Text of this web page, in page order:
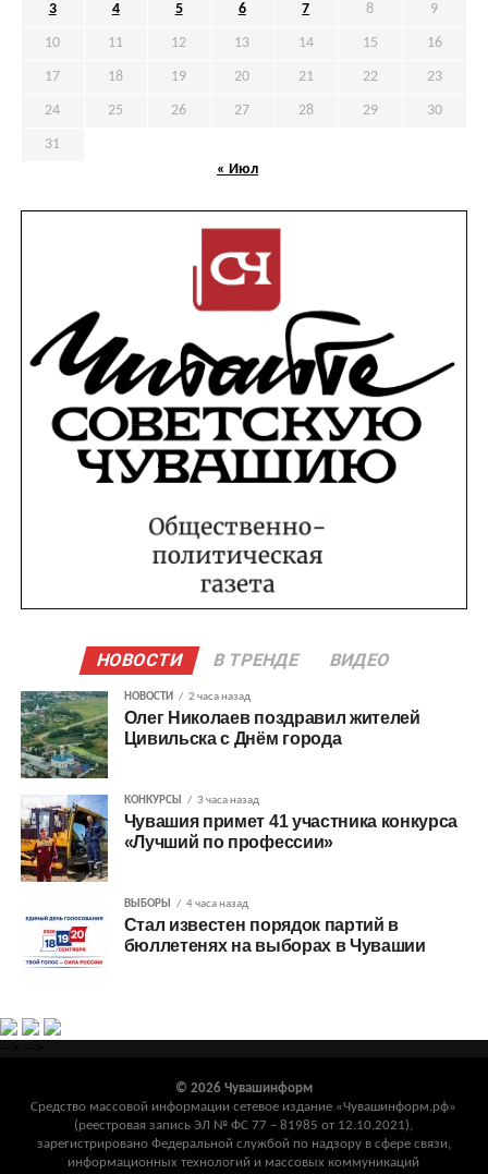
3 4 5 6 7 8 9
10 11 12 13 14 15 16
17 18 19 20 21 22 23
24 25 26 27 28 29 30
31
« Июл
НОВОСТИ В ТРЕНДЕ ВИДЕО
НОВОСТИ 2 часа назад
Олег Николаев поздравил жителей
Цивильска с Днём города
КОНКУРСЫ 3 часа назад
Чувашия примет 41 участника конкурса
«Лучший по профессии»
ВЫБОРЫ 4 часа назад
Стал известен порядок партий в
бюллетенях на выборах в Чувашии
© 2026 Чувашинформ
Средство массовой информации сетевое издание «Чувашинформ.рф»
(реестровая запись ЭЛ № ФС 77 – 81985 от 12.10.2021),
зарегистрировано Федеральной службой по надзору в сфере связи,
информационных технологий и массовых коммуникаций